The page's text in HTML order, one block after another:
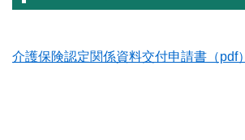
介護保険認定関係資料交付申請書（pdf）